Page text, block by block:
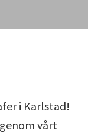
i Karlstad!
vårt